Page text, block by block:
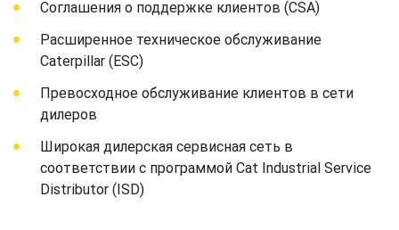
Соглашения о поддержке клиентов (CSA)
Расширенное техническое обслуживание
Caterpillar (ESC)
Превосходное обслуживание клиентов в сети
дилеров
Широкая дилерская сервисная сеть в
соответствии с программой Cat Industrial Service
Distributor (ISD)